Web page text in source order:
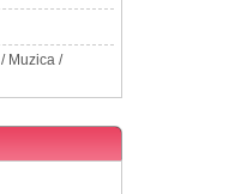
Muzica /